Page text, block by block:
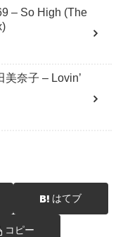
– So High (The
美奈子 – Lovin’
はてブ
コピー